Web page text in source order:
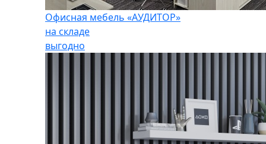
Офисная мебель «АУДИТОР»
на складе
выгодно